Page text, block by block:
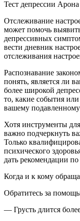
Тест депрессии Арона
Отслеживание
может помочь
депрессивных
вести дневник
отслеживания
Распознавание
понять, является ли
более широкой
то, какие события
вашему
Хотя инструменты
важно подчеркнуть
Только
психического
дать рекомендации
Когда и к кому
Обратитесь за
— Грусть длится